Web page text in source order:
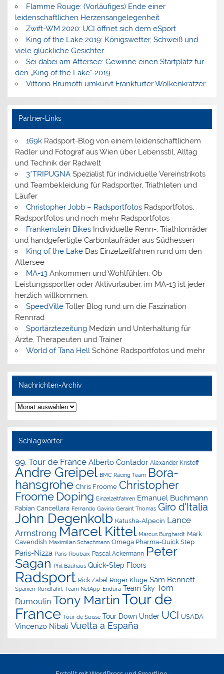
Flamme Rouge: (Vorläufiges) Ende einer
leidenschaftlichen Herzensangelegenheit
Zwift-WM 2020: UCI öffnet sich dem eSport
King of the Lake 2019: Königswetter, Schweiß und
viele glückliche Gesichter
Sei dabei am Attersee: Gewinne einen Startplatz für
den „King of the Lake“ 2019
Vittorio Brumotti umkurvt Frankfurter Wolkenkratzer
Partner-Links
169kRadsport-Blog von einem leidenschaftlichem
Radler und Fotograf aus Wien über Lebensstil, Alltag
und Technik der Radwelt
3*TRIPUGNASpezialist für individuelle Vereinstrikots
und Teambekleidung für Radsportler, Triathleten und
Läufer
Christopher Jobb – RadsportfotosRadsportfotos,
Radsportfotos und noch mehr Radsportfotos
Frankenstein BikesIndividuelle Renn-, Triathlonräder
und handgefertigte Carbonlaufräder aus Südhessen
King of the LakeDas Einzelzeitfahren rund um den
Attersee
MA-13Ankommen und Wohlfühlen: Ob
Leistungssportler oder Aktivurlauber, im MA-13 ist jeder
herzlich willkommen.
SpeedVilleToller Blog rund um die Faszination
Rennrad
SportärztezeitungMedizin und Unterhaltung für
Ärzte, Therapeuten und Trainer
World of Tana HellSchöne Radsportfotos und mehr
Nachrichten-Archiv
Nachrichten-
Archiv
Schlagwörter
99. Tour de France Alberto Contador Alexander Kristoff
Andre Greipel BMC Racing Team Bora-
hansgrohe Chris Froome Christopher
Froome Doping Einzelzeitfahren Emanuel Buchmann
Fabian Cancellara Fernando Gaviria Geraint Thomas Giro d'Italia
John Degenkolb Katusha-Alpecin Lance
Armstrong Marcel Kittel Marcus Burghardt Mark
Cavendish Maximilian Schachmann Omega Pharma-Quick Step
Paris-Nizza Paris-Roubaix Pascal Ackermann Peter
Sagan Phil Bauhaus Quick-Step Floors
Radsport Rick Zabel Roger Kluge Sam Bennett
Spanien-Rundfahrt Team NetApp-Endura Team Sky Tom
Dumoulin Tony Martin Tour de
France Tour de Suisse Tour Down Under UCI USADA
Vincenzo Nibali Vuelta a España